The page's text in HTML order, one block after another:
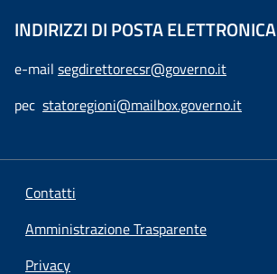
INDIRIZZI DI POSTA ELETTRONICA
e-mail segdirettorecsr@governo.it
pec statoregioni@mailbox.governo.it
Contatti
Amministrazione Trasparente
Privacy